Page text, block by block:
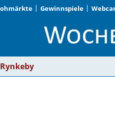
Gewinnspiele
Frisbee